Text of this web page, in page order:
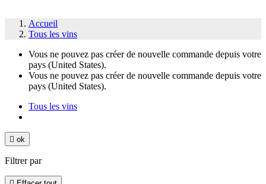
Accueil
Tous les vins
Vous ne pouvez pas créer de nouvelle commande depuis votre
pays (United States).
Vous ne pouvez pas créer de nouvelle commande depuis votre
pays (United States).
Tous les vins
 ok
Filtrer par